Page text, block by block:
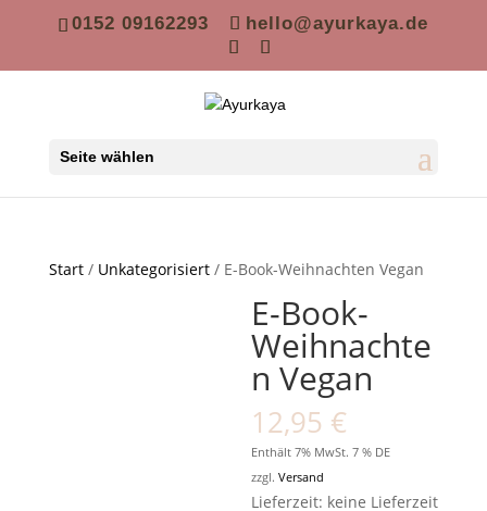
0152 09162293 hello@ayurkaya.de
Seite wählen
Start/ Unkategorisiert/ E-Book-Weihnachten Vegan
E-Book-
Weihnachte
n Vegan
12,95 €
Enthält 7% MwSt. 7 % DE
zzgl.Versand
Lieferzeit: keine Lieferzeit